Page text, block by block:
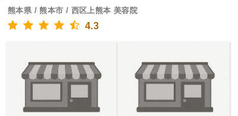
熊本県 / 熊本市 / 西区上熊本 美容院
4.3